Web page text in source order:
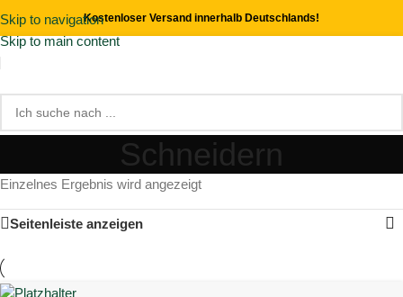
Skip to navigation
Skip to main content
Kostenloser Versand innerhalb Deutschlands!
Schneidern
Einzelnes Ergebnis wird angezeigt
Seitenleiste anzeigen